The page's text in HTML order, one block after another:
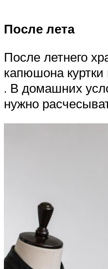
После лета
После летнего
капюшона
. В домашних
нужно